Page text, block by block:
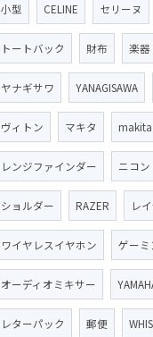
小型 CELINE セリーヌ
トートバック 財布 楽器
ヤナギサワ YANAGISAWA
ヴィトン マキタ makita
レンジファインダー ニコン
ショルダー RAZER レ
ワイヤレスイヤホン ゲーミ
オーディオミキサー
レターパック 郵便